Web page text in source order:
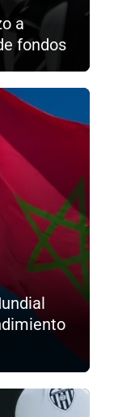
a
fondos